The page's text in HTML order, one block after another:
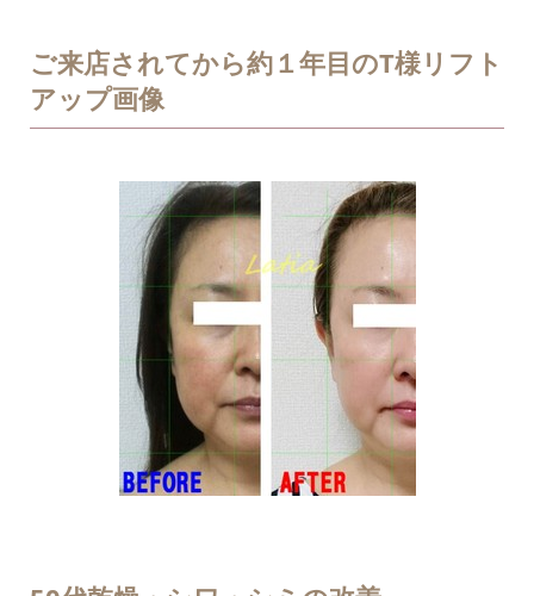
ご来店されてから約１年目のT様リフト
アップ画像